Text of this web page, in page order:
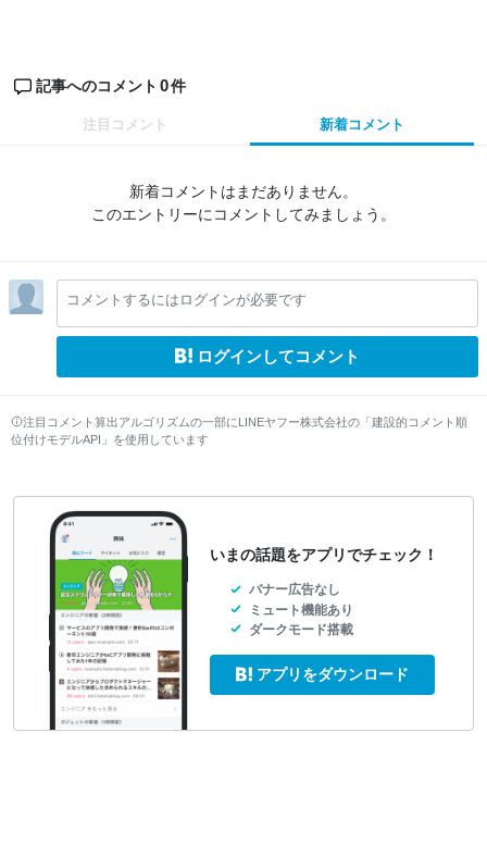
記事へのコメント 0件
注目コメント 新着コメント
新着コメントはまだありません。
このエントリーにコメントしてみましょう。
コメントするにはログインが必要です
ログインしてコメント
注目コメント算出アルゴリズムの一部にLINEヤフー株式会社の「建設的コメント順
位付けモデルAPI」を使用しています
いまの話題をアプリでチェック！
バナー広告なし
ミュート機能あり
ダークモード搭載
アプリをダウンロード